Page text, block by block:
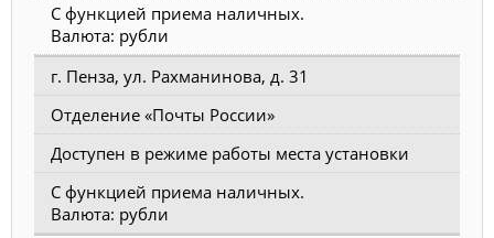
С функцией приема наличных.
Валюта: рубли
г. Пенза, ул. Рахманинова, д. 31
Отделение «Почты России»
Доступен в режиме работы места установки
С функцией приема наличных.
Валюта: рубли